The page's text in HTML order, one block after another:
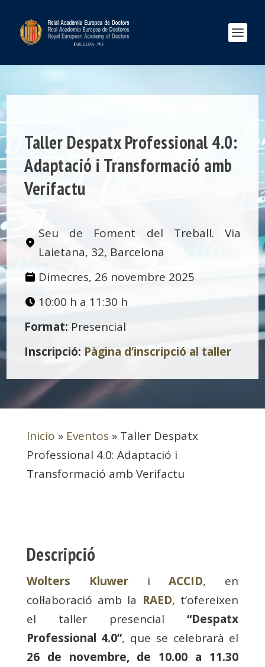
Taller Despatx Professional 4.0:
Adaptació i Transformació amb
Verifactu
Seu de Foment del Treball. Via
Laietana, 32, Barcelona
Dimecres, 26 novembre 2025
10:00 h a 11:30 h
Format: Presencial
Inscripció: Pàgina d’inscripció al taller
Inicio » Eventos » Taller Despatx
Professional 4.0: Adaptació i
Transformació amb Verifactu
Descripció
Wolters KluweriACCID, en
col·laboració amb la RAED, t’ofereixen
el taller presencial“Despatx
Professional 4.0”, que se celebrarà el
26 de novembre, de 10.00 a 11.30